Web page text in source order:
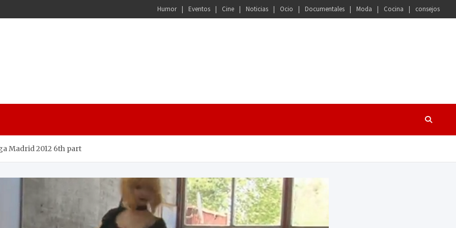
Humor Eventos Cine Noticias Ocio Documentales Moda Cocina consejos
Madrid 2012 6th part